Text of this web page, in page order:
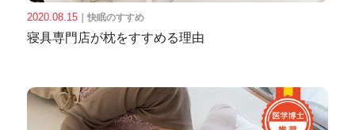
2020.08.15｜ 快眠のすすめ
寝具専門店が枕をすすめる理由